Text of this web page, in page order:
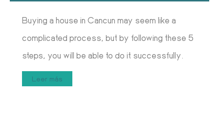
Buying a house in Cancun may seem like a
complicated process, but by following these 5
steps, you will be able to do it successfully.
Leer más